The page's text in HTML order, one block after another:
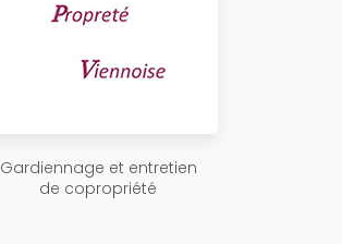
Gardiennage et entretien
de copropriété